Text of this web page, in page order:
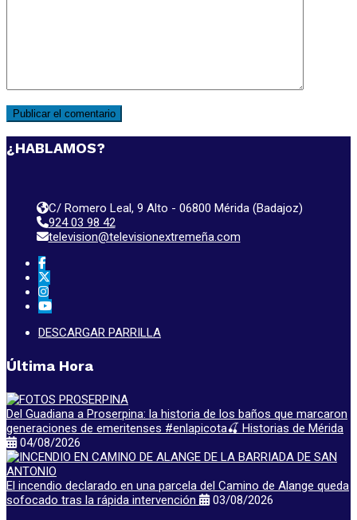
¿HABLAMOS?
C/ Romero Leal, 9 Alto - 06800 Mérida (Badajoz)
924 03 98 42
television@televisionextremeña.com
DESCARGAR PARRILLA
Última Hora
Del Guadiana a Proserpina: la historia de los baños que marcaron
generaciones de emeritenses #enlapicota🍒 Historias de Mérida
04/08/2026
El incendio declarado en una parcela del Camino de Alange queda
sofocado tras la rápida intervención
03/08/2026